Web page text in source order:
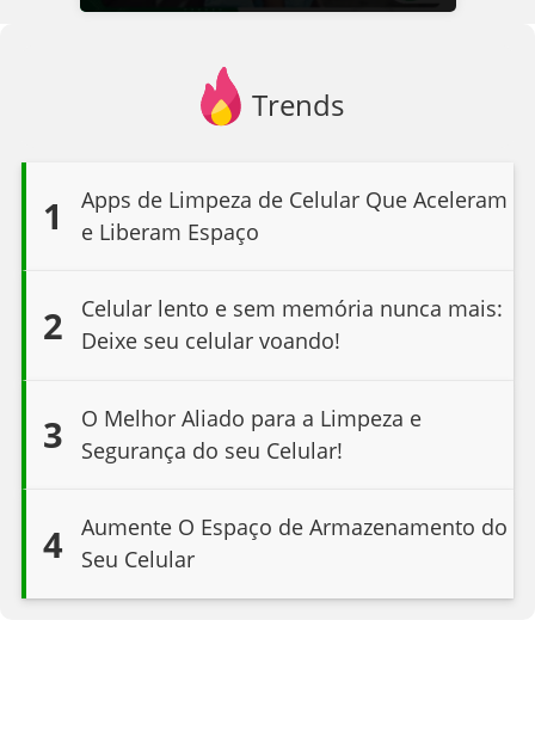
Trends
1
Apps de Limpeza de Celular Que Aceleram
e Liberam Espaço
2
Celular lento e sem memória nunca mais:
Deixe seu celular voando!
3
O Melhor Aliado para a Limpeza e
Segurança do seu Celular!
4
Aumente O Espaço de Armazenamento do
Seu Celular